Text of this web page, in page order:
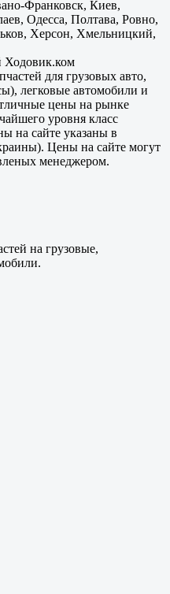
Франковск, Киев,
Одесса, Полтава, Ровно,
Херсон, Хмельницкий,
Ходовик.ком
для грузовых авто,
легковые автомобили и
цены на рынке
уровня класс
на сайте указаны в
Цены на сайте могут
менеджером.
на грузовые,